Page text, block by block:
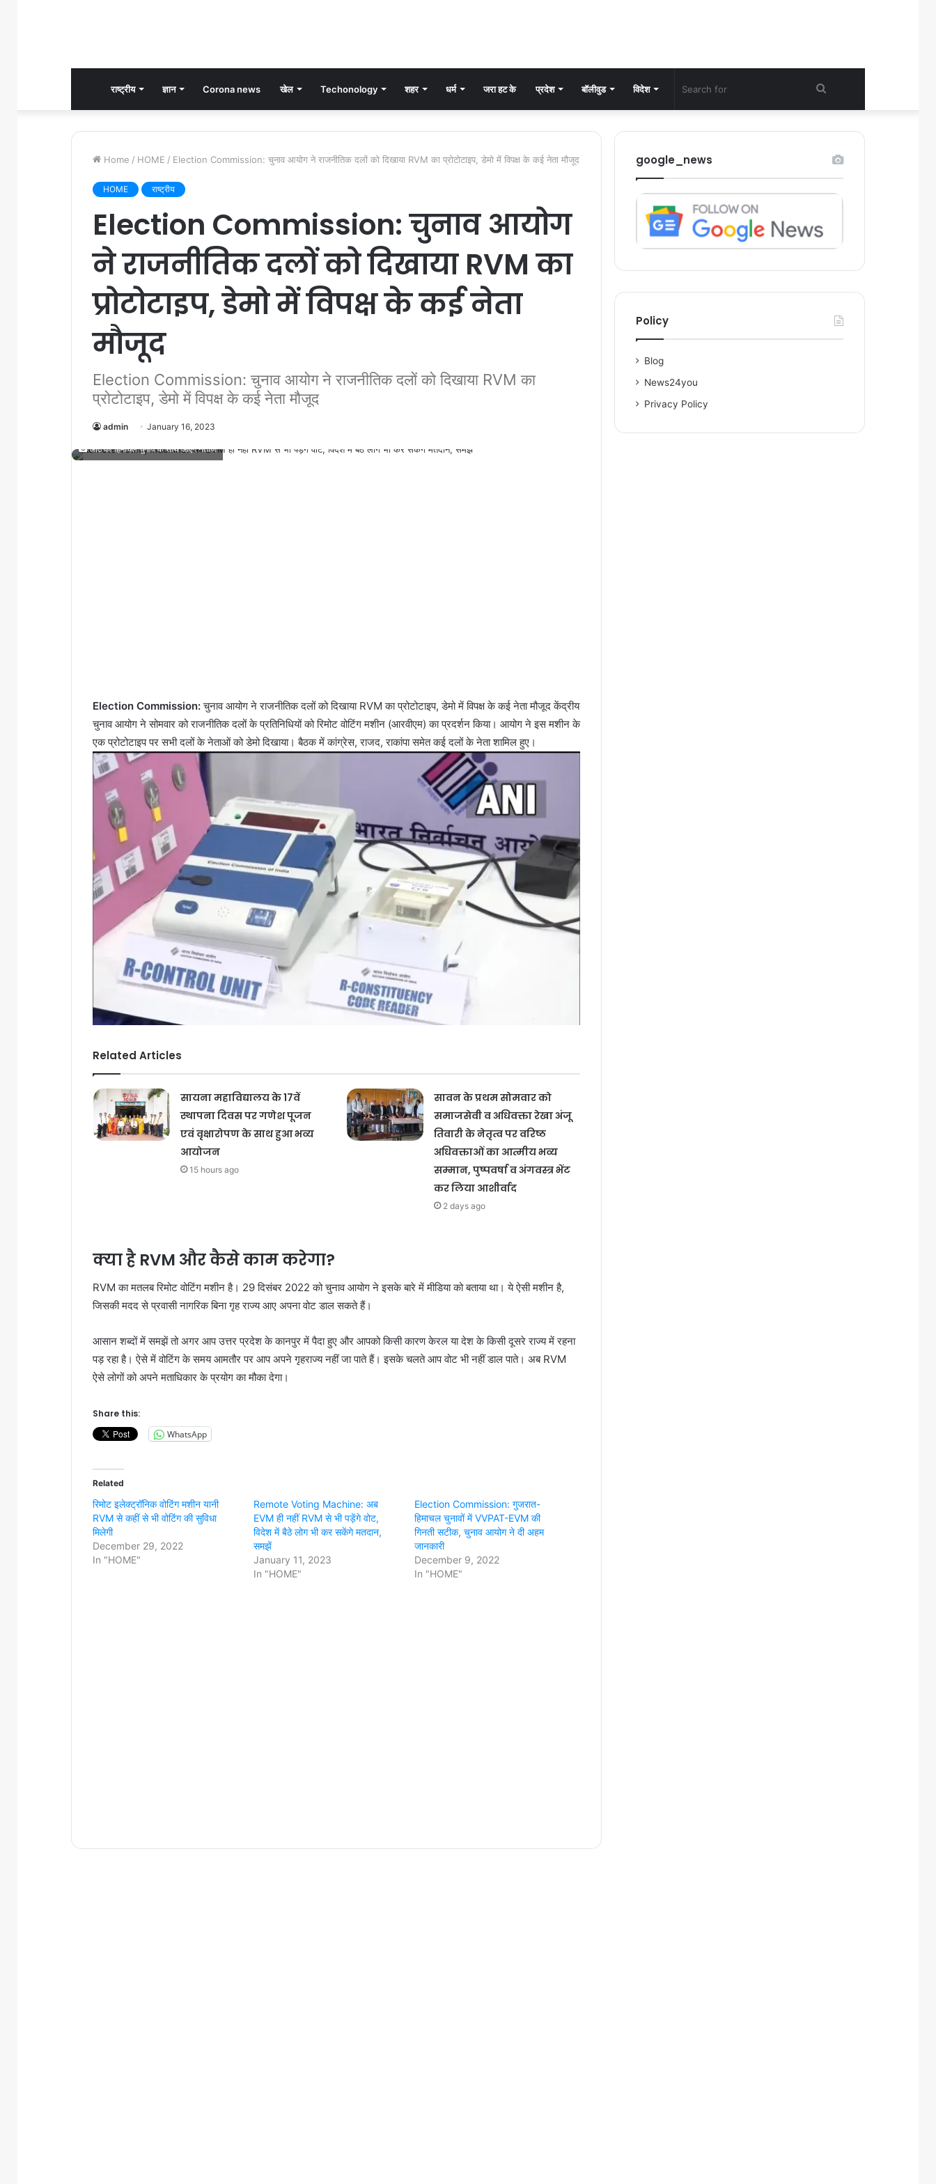
राष्ट्रीय ज्ञान Corona news खेल Techonology शहर धर्म जरा हट के प्रदेश बॉलीवुड विदेश
for
Home / HOME / Election Commission: चुनाव आयोग ने राजनीतिक दलों को दिखाया RVM का प्रोटोटाइप, डेमो में विपक्ष के कई नेता मौजूद
HOME राष्ट्रीय
Election Commission: चुनाव आयोग
ने राजनीतिक दलों को दिखाया RVM का
प्रोटोटाइप, डेमो में विपक्ष के कई नेता
मौजूद
Election Commission: चुनाव आयोग ने राजनीतिक दलों को दिखाया RVM का
प्रोटोटाइप, डेमो में विपक्ष के कई नेता मौजूद
admin January 16, 2023
आठ को हिमाचल चुनाव के साथ आएंगे नतीजे
Election Commission:चुनाव आयोग ने राजनीतिक दलों को दिखाया RVM का प्रोटोटाइप, डेमो में विपक्ष के कई नेता मौजूद केंद्रीय
चुनाव आयोग ने सोमवार को राजनीतिक दलों के प्रतिनिधियों को रिमोट वोटिंग मशीन (आरवीएम) का प्रदर्शन किया। आयोग ने इस मशीन के
एक प्रोटोटाइप पर सभी दलों के नेताओं को डेमो दिखाया। बैठक में कांग्रेस, राजद, राकांपा समेत कई दलों के नेता शामिल हुए।
Related Articles
सायना महाविद्यालय के 17वें
स्थापना दिवस पर गणेश पूजन
एवं वृक्षारोपण के साथ हुआ भव्य
आयोजन
15 hours ago
सावन के प्रथम सोमवार को
समाजसेवी व अधिवक्ता रेखा अंजू
तिवारी के नेतृत्व पर वरिष्ठ
अधिवक्ताओं का आत्मीय भव्य
सम्मान, पुष्पवर्षा व अंगवस्त्र भेंट
कर लिया आशीर्वाद
2 days ago
क्या है RVM और कैसे काम करेगा?
RVM का मतलब रिमोट वोटिंग मशीन है। 29 दिसंबर 2022 को चुनाव आयोग ने इसके बारे में मीडिया को बताया था। ये ऐसी मशीन है,
जिसकी मदद से प्रवासी नागरिक बिना गृह राज्य आए अपना वोट डाल सकते हैं।
आसान शब्दों में समझें तो अगर आप उत्तर प्रदेश के कानपुर में पैदा हुए और आपको किसी कारण केरल या देश के किसी दूसरे राज्य में रहना
पड़ रहा है। ऐसे में वोटिंग के समय आमतौर पर आप अपने गृहराज्य नहीं जा पाते हैं। इसके चलते आप वोट भी नहीं डाल पाते। अब RVM
ऐसे लोगों को अपने मताधिकार के प्रयोग का मौका देगा।
Share this:
WhatsApp
Related
रिमोट इलेक्ट्रॉनिक वोटिंग मशीन यानी
RVM से कहीं से भी वोटिंग की सुविधा
मिलेगी
December 29, 2022
In "HOME"
Remote Voting Machine: अब
EVM ही नहीं RVM से भी पड़ेंगे वोट,
विदेश में बैठे लोग भी कर सकेंगे मतदान,
समझें
January 11, 2023
In "HOME"
Election Commission: गुजरात-
हिमाचल चुनावों में VVPAT-EVM की
गिनती सटीक, चुनाव आयोग ने दी अहम
जानकारी
December 9, 2022
In "HOME"
google_news
Policy
Blog
News24you
Privacy Policy